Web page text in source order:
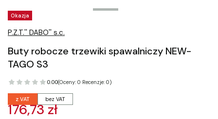
Tagi produktu
Okazja
P.Z.T.'' DABO'' s.c.
Buty robocze trzewiki spawalniczy NEW-
TAGO S3
0.00(Oceny: 0 Recenzje: 0)
z VAT bez VAT
176,73 zł